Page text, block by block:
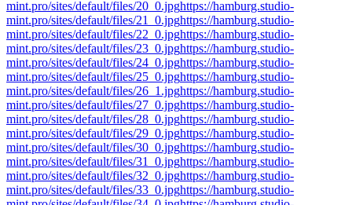
mint.pro/sites/default/files/20_0.jpghttps://hamburg.studio-
mint.pro/sites/default/files/21_0.jpghttps://hamburg.studio-
mint.pro/sites/default/files/22_0.jpghttps://hamburg.studio-
mint.pro/sites/default/files/23_0.jpghttps://hamburg.studio-
mint.pro/sites/default/files/24_0.jpghttps://hamburg.studio-
mint.pro/sites/default/files/25_0.jpghttps://hamburg.studio-
mint.pro/sites/default/files/26_1.jpghttps://hamburg.studio-
mint.pro/sites/default/files/27_0.jpghttps://hamburg.studio-
mint.pro/sites/default/files/28_0.jpghttps://hamburg.studio-
mint.pro/sites/default/files/29_0.jpghttps://hamburg.studio-
mint.pro/sites/default/files/30_0.jpghttps://hamburg.studio-
mint.pro/sites/default/files/31_0.jpghttps://hamburg.studio-
mint.pro/sites/default/files/32_0.jpghttps://hamburg.studio-
mint.pro/sites/default/files/33_0.jpghttps://hamburg.studio-